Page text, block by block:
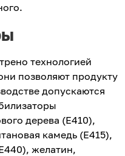
технологией
позволяют продукту
допускаются
дерева (Е410),
камедь (Е415),
желатин,